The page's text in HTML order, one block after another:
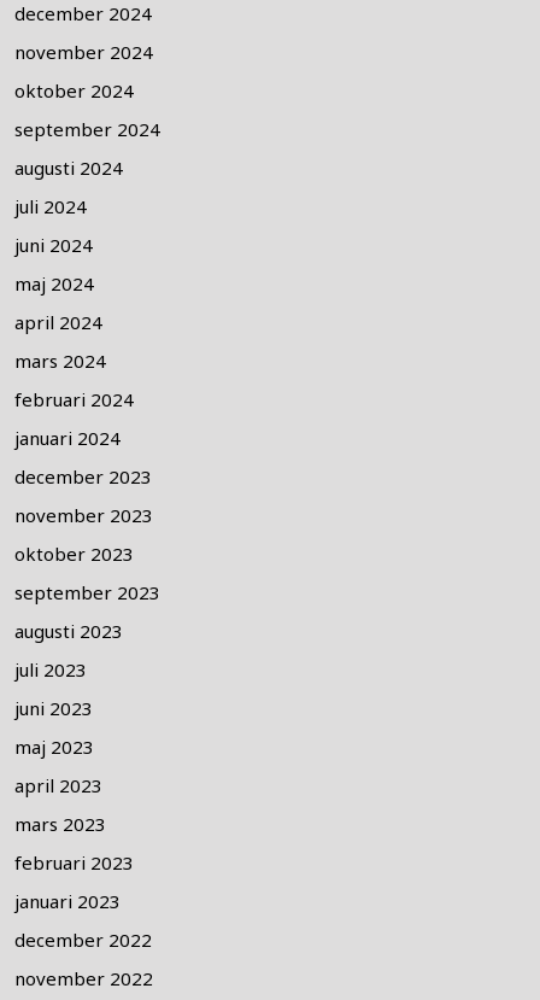
december 2024
november 2024
oktober 2024
september 2024
augusti 2024
juli 2024
juni 2024
maj 2024
april 2024
mars 2024
februari 2024
januari 2024
december 2023
november 2023
oktober 2023
september 2023
augusti 2023
juli 2023
juni 2023
maj 2023
april 2023
mars 2023
februari 2023
januari 2023
december 2022
november 2022